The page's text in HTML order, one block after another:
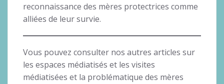
reconnaissance des mères protectrices comme
alliées de leur survie.
Vous pouvez consulter nos autres articles sur
les espaces médiatisés et les visites
médiatisées et la problématique des mères